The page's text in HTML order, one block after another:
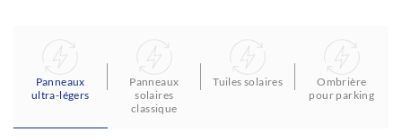
Panneaux
ultra-légers
Panneaux
solaires
classique
Tuiles solaires
Ombrière
pour parking